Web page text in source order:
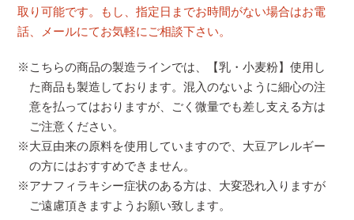
取り可能です。もし、指定日までお時間がない場合はお電
話、メールにてお気軽にご相談下さい。
※こちらの商品の製造ラインでは、【乳・小麦粉】使用し
た商品も製造しております。混入のないように細心の注
意を払ってはおりますが、ごく微量でも差し支える方は
ご注意ください。
※大豆由来の原料を使用していますので、大豆アレルギー
の方にはおすすめできません。
※アナフィラキシー症状のある方は、大変恐れ入りますが
ご遠慮頂きますようお願い致します。